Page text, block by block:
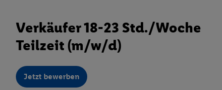
Verkäufer 18-23 Std./Woche
Teilzeit (m/w/d)
Jetzt bewerben